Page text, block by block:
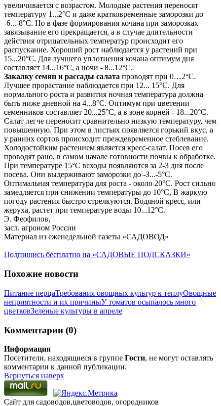
увеличивается с возрастом. Молодые растения переносят
температуру 1...2°С и даже кратковременные заморозки до
-6...-8°С. Но в фазе формирования кочана при заморозках
завязывание его прекращается, а в случае длительности
действия отрицательных температур происходит его
распускание. Хороший рост наблюдается у растений при
15...20°С. Для лучшего уплотнения кочана оптимум дня
составляет 14...16°С, а ночи - 8...12°С.
Закалку семян и рассады салата проводят при 0…2°С.
Лучшее прорастание наблюдается при 12... 15°С. Для
нормального роста и развития ночная температура должна
быть ниже дневной на 4...8°С. Оптимум при цветении
семенников составляет 20...25°С, а в зоне корней - 18...20°С.
Салат легче переносит сравнительно низкую температуру, чем
повышенную. При этом в листьях появляется горький вкус, а
у ранних сортов происходит преждевременное стеблевание.
Холодостойким растением является кресс-салат. Посев его
проводят рано, в самом начале готовности почвы к обработке.
При температуре 15°С всходы появляются за 2-3 дня после
посева. Они выдерживают заморозки до -З...-5°С.
Оптимальная температура для роста - около 20°С. Рост сильно
замедляется при снижении температуры до 10°С, В жаркую
погоду растения быстро стрелкуются. Водяной кресс, или
жеруха, растет при температуре воды 10...12°С.
Э. Феофилов,
засл. агроном России
Материал из еженедельной газеты «САДОВОД»
Подпишись бесплатно на «САДОВЫЕ ПОДСКАЗКИ»
Похожие новости
Питание перцаТребования овощных культур к теплуОвощные
неприятности и их причиныУ томатов осыпалось много
цветковЗеленые культуры в апреле
Комментарии (0)
Информация
Посетители, находящиеся в группе Гости, не могут оставлять
комментарии к данной публикации.
Вернуться наверх
Сайт для садоводов,цветоводов, огородников